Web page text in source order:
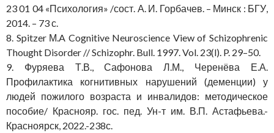
23 01 04 «Психология» /сост. А. И. Горбачев. – Минск : БГУ,
2014. – 73 с.
8. Spitzer М.A Cognitive Neuroscience View of Schizophrenic
Thought Disorder // Schizophr. Bull. 1997. Vol. 23(l). P. 29–50.
9. Фуряева Т.В., Сафонова Л.М., Черенёва Е.А.
Профилактика когнитивных нарушений (деменции) у
людей пожилого возраста и инвалидов: методическое
пособие/ Краснояр. гос. пед. Ун-т им. В.П. Астафьева.-
Красноярск, 2022.-238с.